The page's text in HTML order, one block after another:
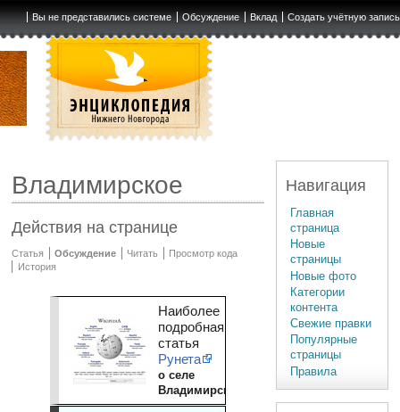
Вы не представились системе Обсуждение Вклад Создать учётную запись
Владимирское
Действия на странице
Статья Обсуждение Читать
Просмотр кода
История
Наиболее
подробная
статья
Рунета
о селе
Владимирском
Навигация
Главная
страница
Новые
страницы
Новые фото
Категории
контента
Свежие правки
Популярные
страницы
Правила